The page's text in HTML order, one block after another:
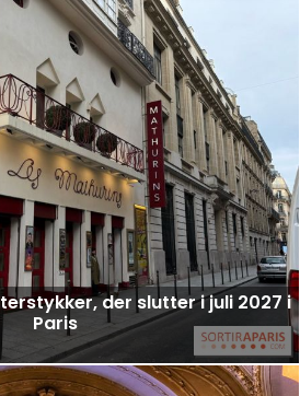
der slutter i juli 2027 i
Paris